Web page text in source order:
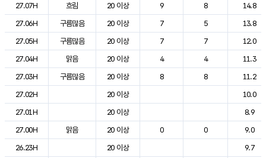
27.07H
흐림 20 이상 9 8
14.8
27.06H
구름많음 20 이상 7 5
13.8
27.05H
구름많음 20 이상 7 7
12.0
27.04H
맑음 20 이상 4 4
11.3
27.03H
구름많음 20 이상 8 8
11.2
27.02H
20 이상
10.0
27.01H
20 이상
8.9
27.00H
맑음 20 이상 0 0
9.0
26.23H
20 이상
9.7